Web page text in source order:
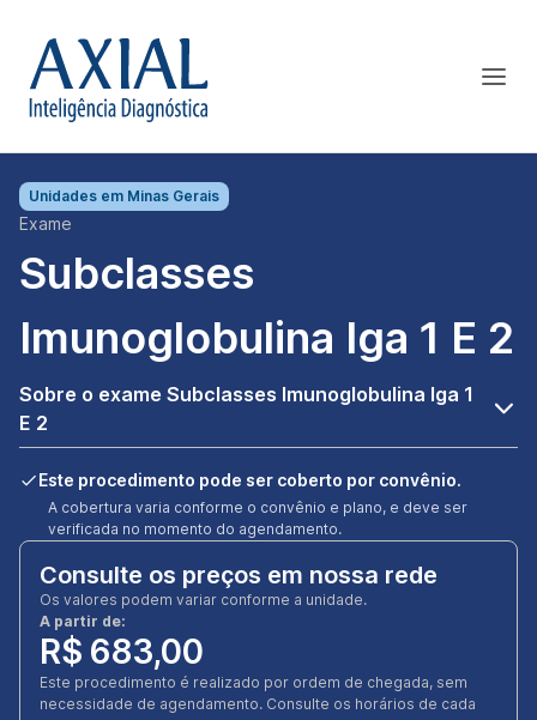
Unidades em Minas Gerais
Exame
Subclasses
Imunoglobulina Iga 1 E 2
Sobre o exame Subclasses Imunoglobulina Iga 1
E 2
Este procedimento pode ser coberto por convênio.
A cobertura varia conforme o convênio e plano, e deve ser
verificada no momento do agendamento.
Consulte os preços em nossa rede
Os valores podem variar conforme a unidade.
A partir de:
R$ 683,00
Este procedimento é realizado por ordem de chegada, sem
necessidade de agendamento. Consulte os horários de cada